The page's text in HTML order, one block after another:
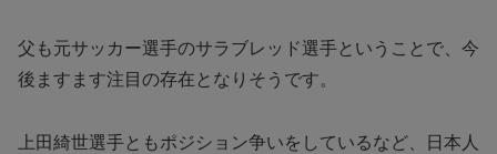
父も元サッカー選手のサラブレッド選手ということで、今
後ますます注目の存在となりそうです。
上田綺世選手ともポジション争いをしているなど、日本人